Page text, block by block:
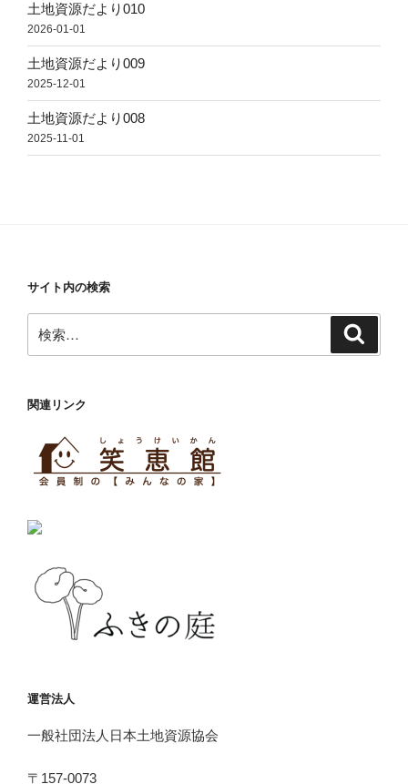
土地資源だより010
2026-01-01
土地資源だより009
2025-12-01
土地資源だより008
2025-11-01
サイト内の検索
索:
関連リンク
運営法人
一般社団法人日本土地資源協会
〒157-0073